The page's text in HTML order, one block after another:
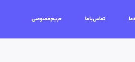
تماس‌باما حریم‌خصوصی